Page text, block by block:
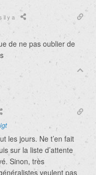
il y a
de ne pas oublier de
les jours. Ne t’en fait
sur la liste d’attente
Sinon, très
veulent pas